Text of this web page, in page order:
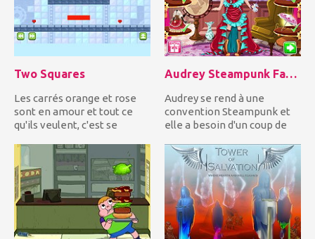
Two Squares
Les carrés orange et rose
sont en amour et tout ce
qu'ils veulent, c'est se
Audrey Steampunk Fashion
Audrey se rend à une
convention Steampunk et
elle a besoin d'un coup de
métamorphoser!...